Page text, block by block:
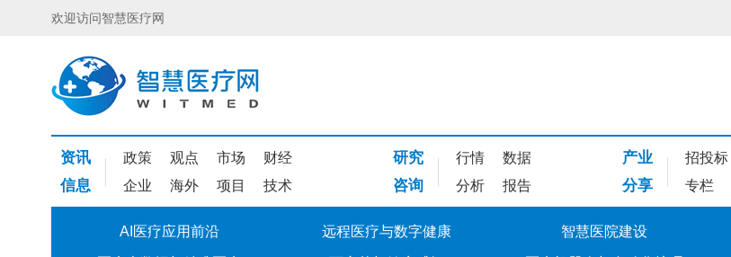
欢迎访问智慧医疗网
资讯 政策 观点 市场 财经
信息 企业 海外 项目 技术
研究 行情 数据
咨询 分析 报告
产业 招投标
分享 专栏
AI医疗应用前沿 远程医疗与数字健康 智慧医院建设